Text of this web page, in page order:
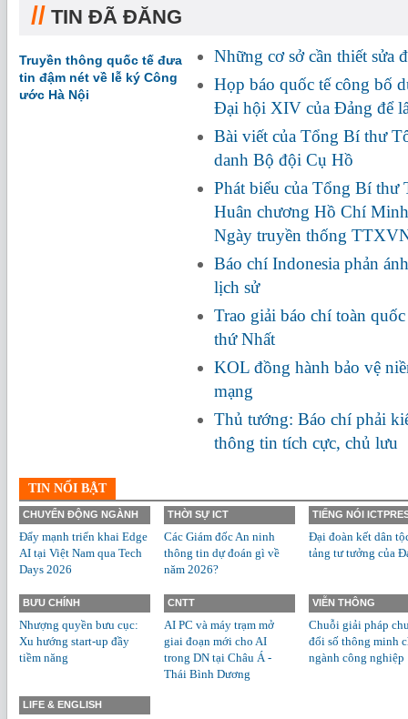
// TIN ĐÃ ĐĂNG
Truyền thông quốc tế đưa
tin đậm nét về lễ ký Công
ước Hà Nội
Những cơ sở cần thiết sửa
Họp báo quốc tế công bố
Đại hội XIV của Đảng để
Bài viết của Tổng Bí thư
danh Bộ đội Cụ Hồ
Phát biểu của Tổng Bí thư
Huân chương Hồ Chí
Ngày truyền thống
Báo chí Indonesia phản
lịch sử
Trao giải báo chí toàn
thứ Nhất
KOL đồng hành bảo vệ
mạng
Thủ tướng: Báo chí phải
thông tin tích cực, chủ lưu
TIN NỔI BẬT
CHUYỂN ĐỘNG NGÀNH
Đẩy mạnh triển khai Edge
AI tại Việt Nam qua Tech
Days 2026
THỜI SỰ ICT
Các Giám đốc An ninh
thông tin dự đoán gì về
năm 2026?
TIẾNG NÓI
Đại đoàn kết dân
tảng tư tưởng của
BƯU CHÍNH
Nhượng quyền bưu cục:
Xu hướng start-up đầy
tiềm năng
CNTT
AI PC và máy trạm mở
giai đoạn mới cho AI
trong DN tại Châu Á -
Thái Bình Dương
VIỄN THÔNG
Chuỗi giải pháp
đổi số thông minh
ngành công nghiệp
LIFE & ENGLISH